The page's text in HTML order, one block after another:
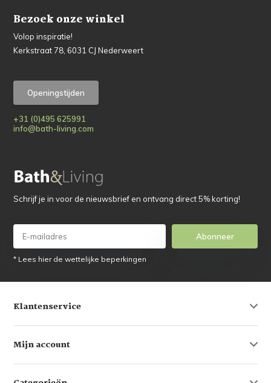
Bezoek onze winkel
Volop inspiratie!
Kerkstraat 78, 6031 CJ Nederweert
Openingstijden
+31 (0)495 625991
info@bath-living.com
Schrijf je in voor de nieuwsbrief en ontvang direct 5% korting!
Abonneer
* Lees hier de wettelijke beperkingen
Klantenservice
Mijn account